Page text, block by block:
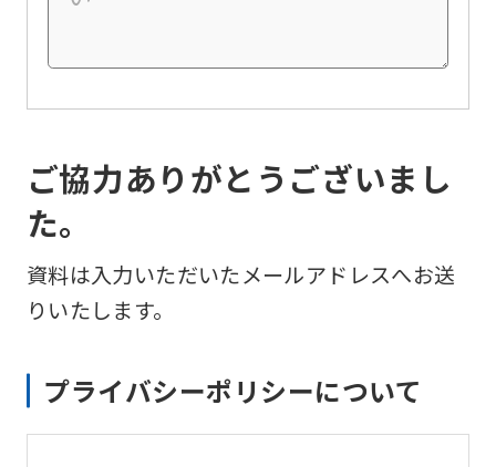
ご協力ありがとうございまし
た。
資料は入力いただいたメールアドレスへお送
りいたします。
プライバシーポリシーについて